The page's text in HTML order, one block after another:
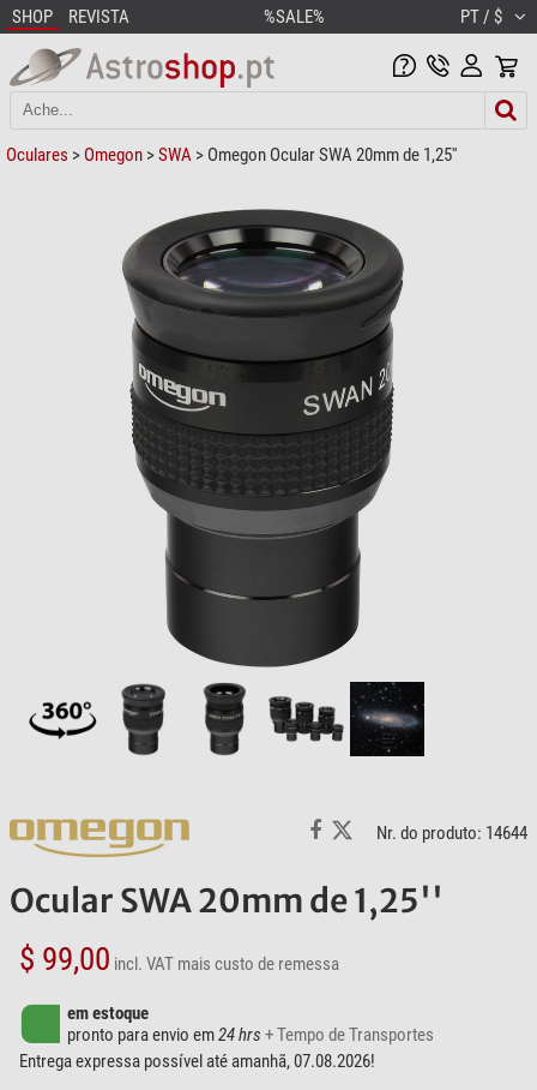
SHOP REVISTA %SALE% PT / $
Oculares > Omegon >SWA > Omegon Ocular SWA 20mm de 1,25''
Nr. do produto: 14644
Ocular SWA 20mm de 1,25''
$ 99,00 incl. VAT mais custo de remessa
em estoque
pronto para envio em24 hrs + Tempo de Transportes
Entrega expressa possível até amanhã, 07.08.2026!